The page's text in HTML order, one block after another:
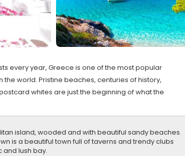
every year, Greece is one of the most popular
world. Pristine beaches, centuries of history,
whites are just the beginning of what the
island, wooded and with beautiful sandy beaches.
is a beautiful town full of taverns and trendy clubs
lush bay.